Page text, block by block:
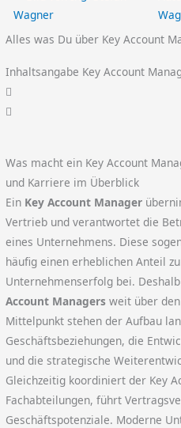
Alles was Du über Key Account
Inhaltsangabe Key Account
Was macht ein Key Account
und Karriere im Überblick
Ein Key Account Manager
Vertrieb und verantwortet die
eines Unternehmens. Diese
häufig einen erheblichen Anteil
Unternehmenserfolg bei.
Account Managers weit über
Mittelpunkt stehen der Aufbau
Geschäftsbeziehungen, die
und die strategische
Gleichzeitig koordiniert der Key
Fachabteilungen, führt
Geschäftspotenziale. Moderne